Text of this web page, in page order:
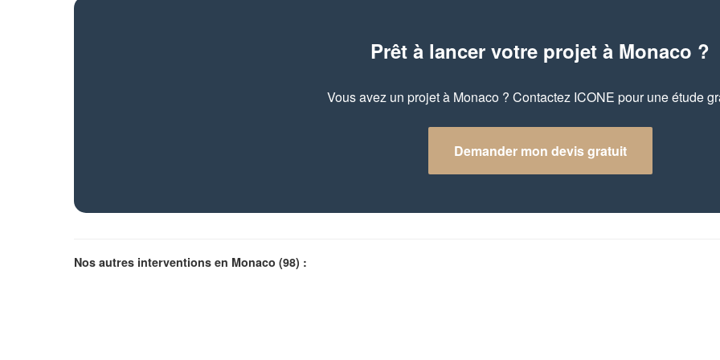
Prêt à lancer votre projet à Monaco ?
Vous avez un projet à Monaco ? Contactez ICONE pour une étude
Demander mon devis gratuit
Nos autres interventions en Monaco (98) :